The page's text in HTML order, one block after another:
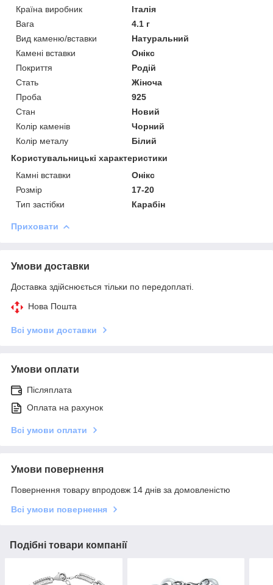
Країна виробник
Італія
Вага
4.1 г
Вид каменю/вставки
Натуральний
Камені вставки
Онікс
Покриття
Родій
Стать
Жіноча
Проба
925
Стан
Новий
Колір каменів
Чорний
Колір металу
Білий
Користувальницькі характеристики
Камні вставки
Онікс
Розмір
17-20
Тип застібки
Карабін
Приховати
Умови доставки
Доставка здійснюється тільки по передоплаті.
Нова Пошта
Всі умови доставки
Умови оплати
Післяплата
Оплата на рахунок
Всі умови оплати
Умови повернення
Повернення товару впродовж 14 днів за домовленістю
Всі умови повернення
Подібні товари компанії